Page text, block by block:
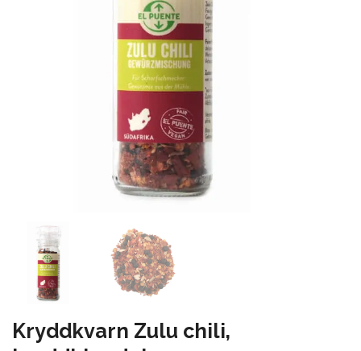
Kryddkvarn Zulu chili,